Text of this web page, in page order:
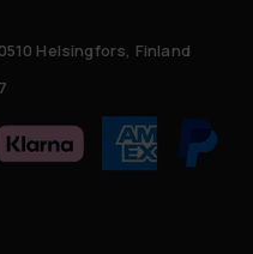
Helsingfors, Finland